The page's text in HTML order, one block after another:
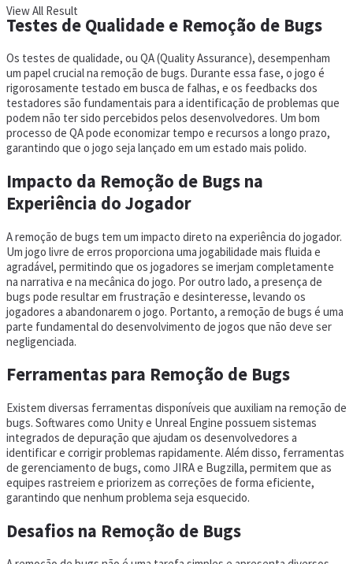
View All Result
Testes de Qualidade e Remoção de Bugs
Os testes de qualidade, ou QA (Quality Assurance), desempenham
um papel crucial na remoção de bugs. Durante essa fase, o jogo é
rigorosamente testado em busca de falhas, e os feedbacks dos
testadores são fundamentais para a identificação de problemas que
podem não ter sido percebidos pelos desenvolvedores. Um bom
processo de QA pode economizar tempo e recursos a longo prazo,
garantindo que o jogo seja lançado em um estado mais polido.
Impacto da Remoção de Bugs na
Experiência do Jogador
A remoção de bugs tem um impacto direto na experiência do jogador.
Um jogo livre de erros proporciona uma jogabilidade mais fluida e
agradável, permitindo que os jogadores se imerjam completamente
na narrativa e na mecânica do jogo. Por outro lado, a presença de
bugs pode resultar em frustração e desinteresse, levando os
jogadores a abandonarem o jogo. Portanto, a remoção de bugs é uma
parte fundamental do desenvolvimento de jogos que não deve ser
negligenciada.
Ferramentas para Remoção de Bugs
Existem diversas ferramentas disponíveis que auxiliam na remoção de
bugs. Softwares como Unity e Unreal Engine possuem sistemas
integrados de depuração que ajudam os desenvolvedores a
identificar e corrigir problemas rapidamente. Além disso, ferramentas
de gerenciamento de bugs, como JIRA e Bugzilla, permitem que as
equipes rastreiem e priorizem as correções de forma eficiente,
garantindo que nenhum problema seja esquecido.
Desafios na Remoção de Bugs